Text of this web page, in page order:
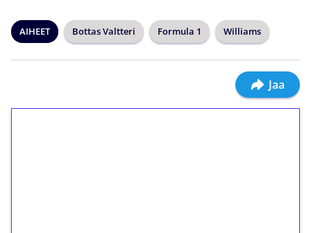
AIHEET Bottas Valtteri Formula 1 Williams
Jaa